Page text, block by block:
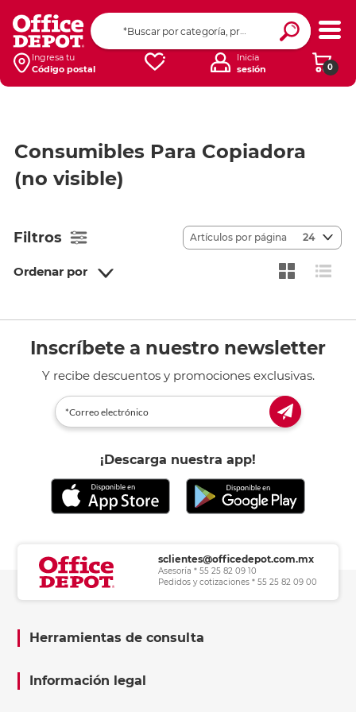
Ingresa tu
Código postal
0
Inicia
sesión
Consumibles Para Copiadora
(no visible)
Filtros
Ordenar por
Artículos por página 24
Inscríbete a nuestro newsletter
Y recibe descuentos y promociones exclusivas.
¡Descarga nuestra app!
sclientes@officedepot.com.mx
Asesoría * 55 25 82 09 10
Pedidos y cotizaciones * 55 25 82 09 00
Herramientas de consulta
Información legal